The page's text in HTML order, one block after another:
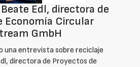
Edl, directora de
Economía Circular
GmbH
una entrevista sobre reciclaje
directora de Proyectos de